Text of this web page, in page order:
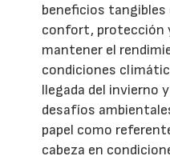
beneficios
confort, protección
mantener el
condiciones
llegada del invierno
desafíos
papel como
cabeza en